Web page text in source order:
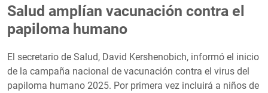
Salud amplían vacunación contra el
papiloma humano
El secretario de Salud, David Kershenobich, informó el inicio
de la campaña nacional de vacunación contra el virus del
papiloma humano 2025. Por primera vez incluirá a niños de